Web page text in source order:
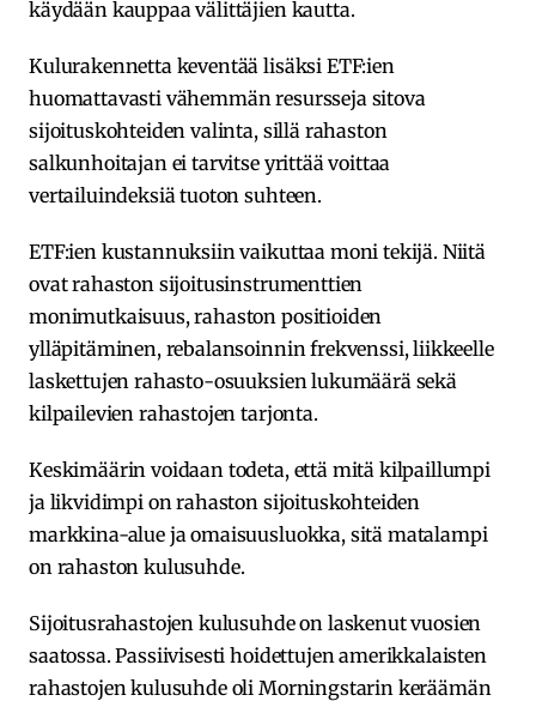
käydään kauppaa välittäjien kautta.
Kulurakennetta keventää lisäksi ETF:ien
huomattavasti vähemmän resursseja sitova
sijoituskohteiden valinta, sillä rahaston
salkunhoitajan ei tarvitse yrittää voittaa
vertailuindeksiä tuoton suhteen.
ETF:ien kustannuksiin vaikuttaa moni tekijä. Niitä
ovat rahaston sijoitusinstrumenttien
monimutkaisuus, rahaston positioiden
ylläpitäminen, rebalansoinnin frekvenssi, liikkeelle
laskettujen rahasto-osuuksien lukumäärä sekä
kilpailevien rahastojen tarjonta.
Keskimäärin voidaan todeta, että mitä kilpaillumpi
ja likvidimpi on rahaston sijoituskohteiden
markkina-alue ja omaisuusluokka, sitä matalampi
on rahaston kulusuhde.
Sijoitusrahastojen kulusuhde on laskenut vuosien
saatossa. Passiivisesti hoidettujen amerikkalaisten
rahastojen kulusuhde oli Morningstarin keräämän